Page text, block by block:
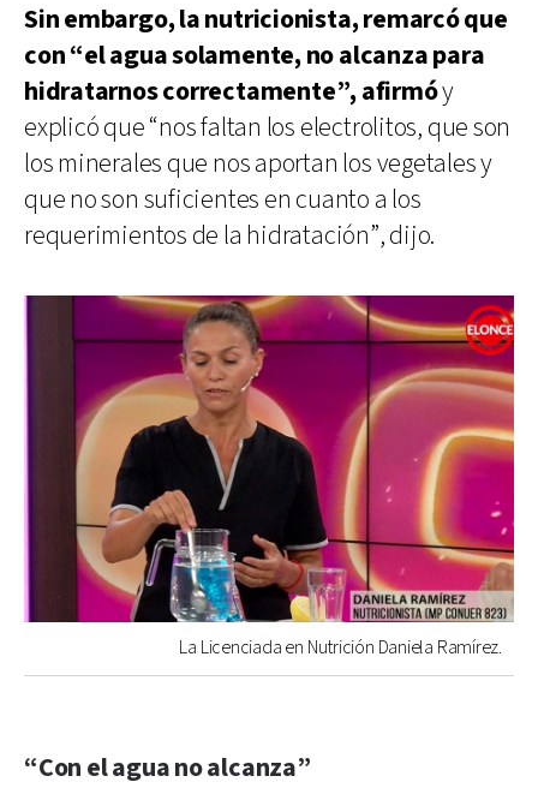
Sin embargo, la nutricionista, remarcó que
con “el agua solamente, no alcanza para
hidratarnos correctamente”, afirmóy
explicó que “nos faltan los electrolitos, que son
los minerales que nos aportan los vegetales y
que no son suficientes en cuanto a los
requerimientos de la hidratación”, dijo.
La Licenciada en Nutrición Daniela Ramírez.
“Con el agua no alcanza”